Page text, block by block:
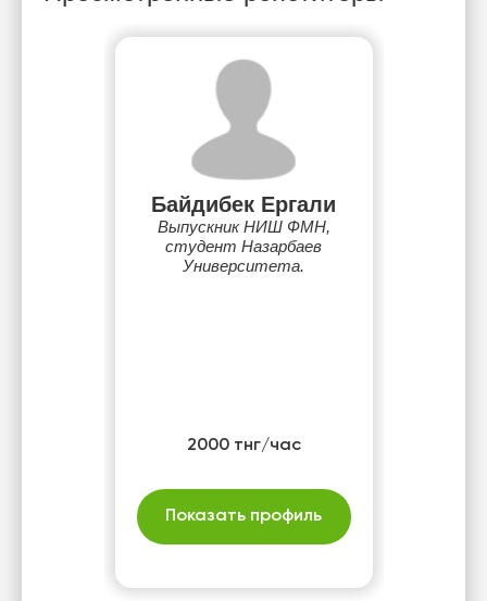
Байдибек Ергали
Выпускник НИШ ФМН,
студент Назарбаев
Университета.
2000 тнг/час
Показать профиль